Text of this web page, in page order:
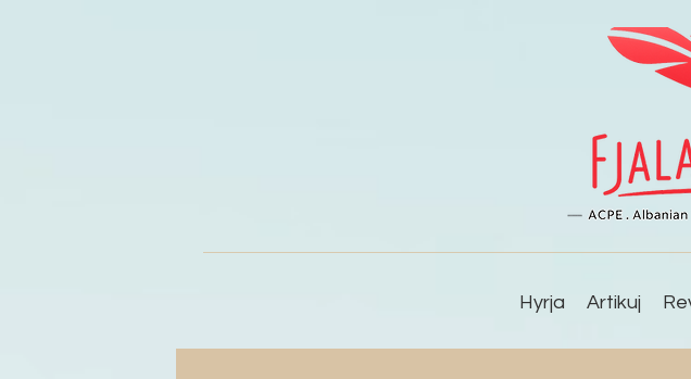
Hyrja Artikuj